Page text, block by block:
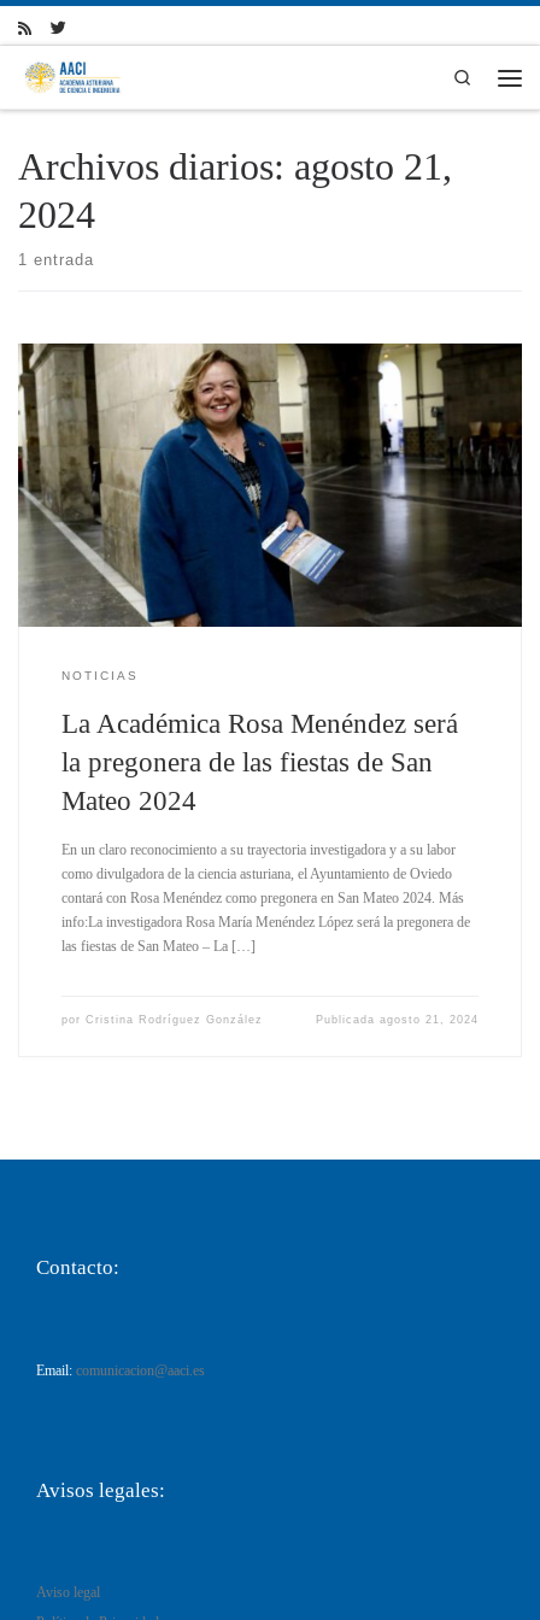
Skip to content
Search
Archivos diarios: agosto 21,
2024
1 entrada
NOTICIAS
La Académica Rosa Menéndez será
la pregonera de las fiestas de San
Mateo 2024
En un claro reconocimiento a su trayectoria investigadora y a su labor
como divulgadora de la ciencia asturiana, el Ayuntamiento de Oviedo
contará con Rosa Menéndez como pregonera en San Mateo 2024. Más
info:La investigadora Rosa María Menéndez López será la pregonera de
las fiestas de San Mateo – La […]
por Cristina Rodríguez González Publicadaagosto 21, 2024
Contacto:
Email: comunicacion@aaci.es
Avisos legales:
Aviso legal